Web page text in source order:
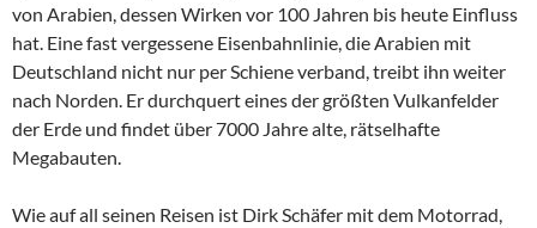
von Arabien, dessen Wirken vor 100 Jahren bis heute Einfluss
hat. Eine fast vergessene Eisenbahnlinie, die Arabien mit
Deutschland nicht nur per Schiene verband, treibt ihn weiter
nach Norden. Er durchquert eines der größten Vulkanfelder
der Erde und findet über 7000 Jahre alte, rätselhafte
Megabauten.
Wie auf all seinen Reisen ist Dirk Schäfer mit dem Motorrad,